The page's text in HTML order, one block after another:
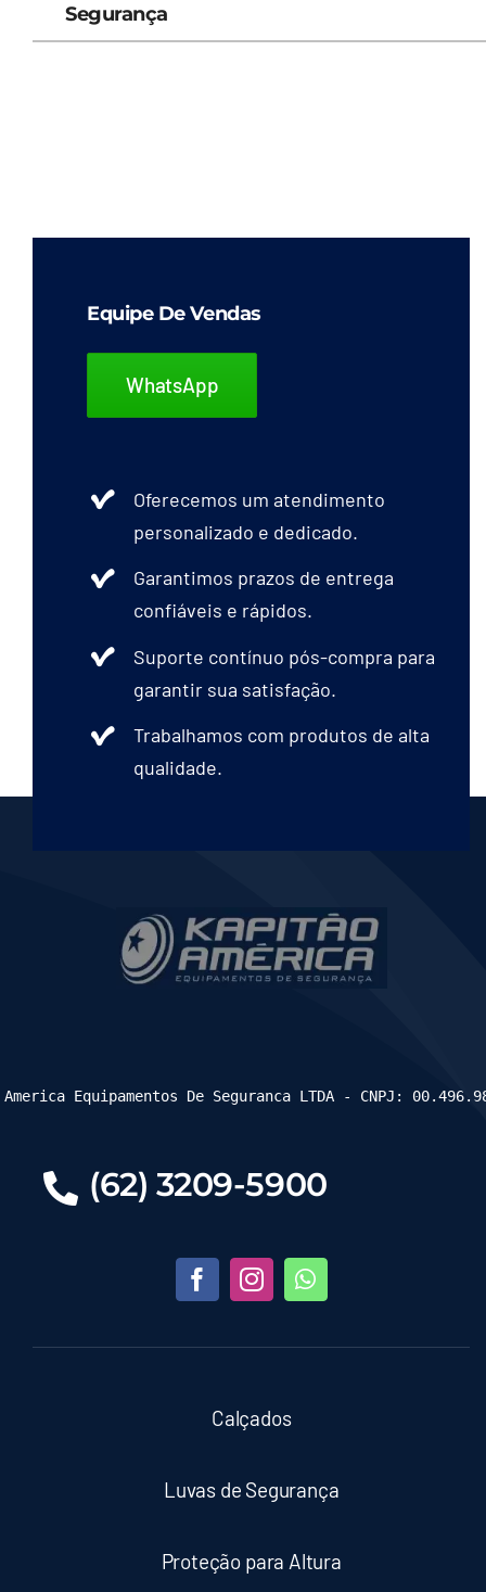
Segurança
Equipe De Vendas
WhatsApp
Oferecemos um atendimento
personalizado e dedicado.
Garantimos prazos de entrega
confiáveis e rápidos.
Suporte contínuo pós-compra para
garantir sua satisfação.
Trabalhamos com produtos de alta
qualidade.
(62) 3209-5900
Calçados
Luvas de Segurança
Proteção para Altura
Equipamentos De Seguranca LTDA - CNPJ: